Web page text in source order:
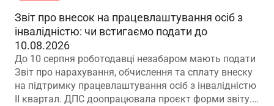
Звіт про внесок на працевлаштування осіб з
інвалідністю: чи встигаємо подати до
10.08.2026
До 10 серпня роботодавці незабаром мають подати
Звіт про нарахування, обчислення та сплату внеску
на підтримку працевлаштування осіб з інвалідністю
ІІ квартал. ДПС доопрацювала проєкт форми звіту.